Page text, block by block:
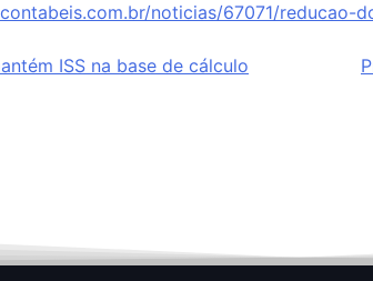
noticias/67071/
ISS na base de cálculo